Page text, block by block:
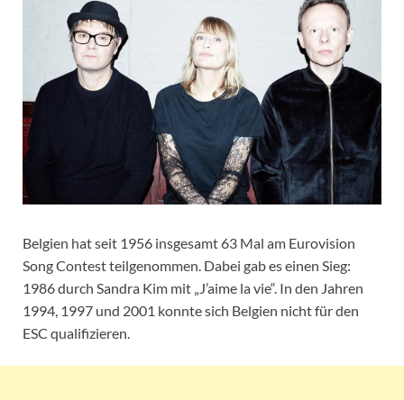
Belgien hat seit 1956 insgesamt 63 Mal am Eurovision
Song Contest teilgenommen. Dabei gab es einen Sieg:
1986 durch Sandra Kim mit „J’aime la vie“. In den Jahren
1994, 1997 und 2001 konnte sich Belgien nicht für den
ESC qualifizieren.